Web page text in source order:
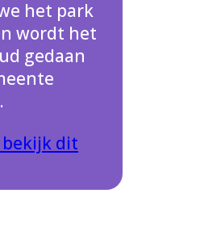
het park
wordt het
gedaan
dit